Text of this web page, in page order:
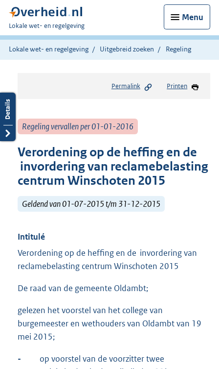
Menu
U
bent
hier:
Lokale wet- en regelgeving
Lokale wet- en regelgeving Uitgebreid zoeken Regeling
Permalink Printen
Regeling vervallen per 01-01-2016
Verordening op de heffing en de
invordering van reclamebelasting
centrum Winschoten 2015
Geldend van 01-07-2015 t/m 31-12-2015
Intitulé
Verordening op de heffing en de invordering van
reclamebelasting centrum Winschoten 2015
De raad van de gemeente Oldambt;
gelezen het voorstel van het college van
burgemeester en wethouders van Oldambt van 19
mei 2015;
-
op voorstel van de voorzitter twee